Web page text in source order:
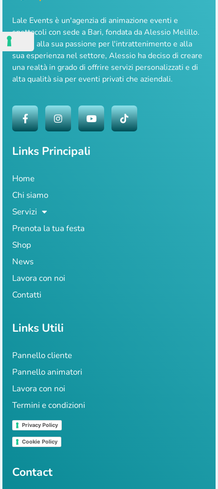
Lale Events è un'agenzia di animazione eventi e
spettacoli con sede a Bari, fondata da Alessio Melillo.
Grazie alla sua passione per l'intrattenimento e alla
sua esperienza nel settore, Alessio ha deciso di creare
una realtà in grado di offrire servizi personalizzati e di
alta qualità sia per eventi privati che aziendali.
Links Principali
Home
Chi siamo
Servizi
Prenota la tua festa
Shop
News
Lavora con noi
Contatti
Links Utili
Pannello cliente
Pannello animatori
Lavora con noi
Termini e condizioni
Privacy Policy
Cookie Policy
Contact